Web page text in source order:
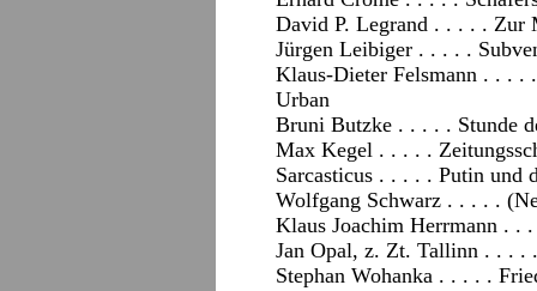
David P. Legrand . . . . . Zur
Jürgen Leibiger . . . . .
Klaus-Dieter Felsmann . . . .
Urban
Bruni Butzke . . . . . Stunde
Max Kegel . . . . .
Sarcasticus . . . . . Putin und
Wolfgang Schwarz . . . . .
Klaus Joachim Herrmann . .
Jan Opal, z. Zt. Tallinn . . . .
Stephan Wohanka . . . . .